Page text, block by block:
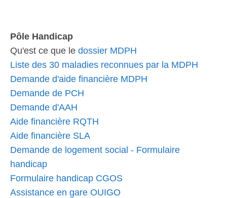
Pôle Handicap
Qu'est ce que le dossier MDPH
Liste des 30 maladies reconnues par la MDPH
Demande d'aide financière MDPH
Demande de PCH
Demande d'AAH
Aide financière RQTH
Aide financière SLA
Demande de logement social - Formulaire
handicap
Formulaire handicap CGOS
Assistance en gare OUIGO